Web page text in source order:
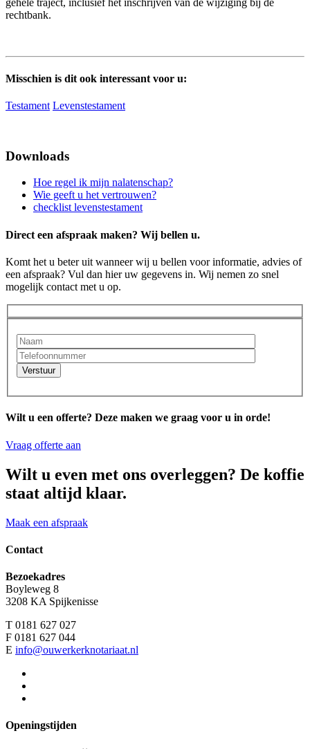
gehele traject, inclusief het inschrijven van de wijziging bij de
rechtbank.
Misschien is dit ook interessant voor u:
Testament Levenstestament
Downloads
Hoe regel ik mijn nalatenschap?
Wie geeft u het vertrouwen?
checklist levenstestament
Direct een afspraak maken? Wij bellen u.
Komt het u beter uit wanneer wij u bellen voor informatie, advies of
een afspraak? Vul dan hier uw gegevens in. Wij nemen zo snel
mogelijk contact met u op.
Verstuur
Wilt u een offerte? Deze maken we graag voor u in orde!
Vraag offerte aan
Wilt u even met ons overleggen? De koffie
staat altijd klaar.
Maak een afspraak
Contact
Bezoekadres
Boyleweg 8
3208 KA Spijkenisse
T 0181 627 027
F 0181 627 044
E info@ouwerkerknotariaat.nl
Openingstijden